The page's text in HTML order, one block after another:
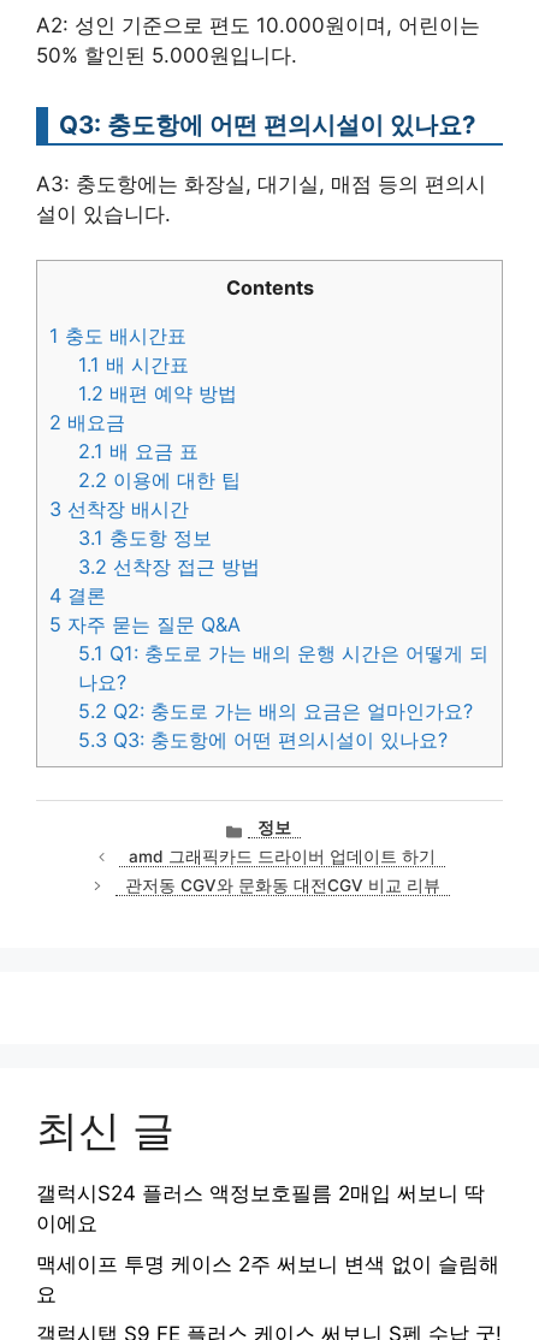
A2: 성인 기준으로 편도 10.000원이며, 어린이는
50% 할인된 5.000원입니다.
Q3: 충도항에 어떤 편의시설이 있나요?
A3: 충도항에는 화장실, 대기실, 매점 등의 편의시
설이 있습니다.
Contents
1 충도 배시간표
1.1 배 시간표
1.2 배편 예약 방법
2 배요금
2.1 배 요금 표
2.2 이용에 대한 팁
3 선착장 배시간
3.1 충도항 정보
3.2 선착장 접근 방법
4 결론
5 자주 묻는 질문 Q&A
5.1 Q1: 충도로 가는 배의 운행 시간은 어떻게 되
나요?
5.2 Q2: 충도로 가는 배의 요금은 얼마인가요?
5.3 Q3: 충도항에 어떤 편의시설이 있나요?
카
테
고
리
정보
amd 그래픽카드 드라이버 업데이트 하기
관저동 CGV와 문화동 대전CGV 비교 리뷰
최신 글
갤럭시S24 플러스 액정보호필름 2매입 써보니 딱
이에요
맥세이프 투명 케이스 2주 써보니 변색 없이 슬림해
요
갤럭시탭 S9 FE 플러스 케이스 써보니 S펜 수납 굿!